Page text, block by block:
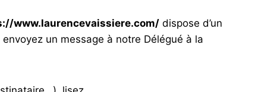
www.laurencevaissiere.com/ dispose d’un
un message à notre Délégué à la